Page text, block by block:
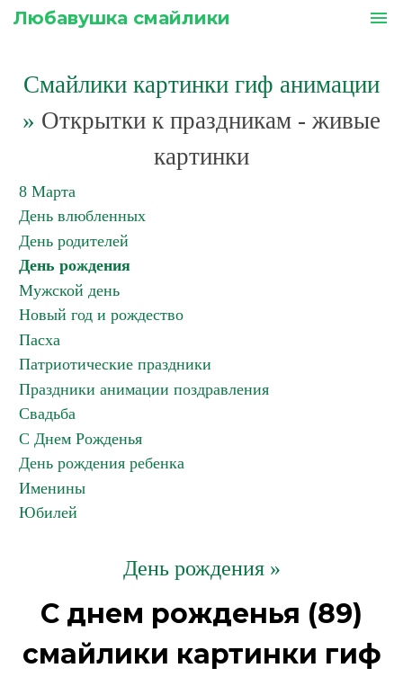
Любавушка смайлики menu
Смайлики картинки гиф анимации
» Открытки к праздникам - живые
картинки
8 Марта
День влюбленных
День родителей
День рождения
Мужской день
Новый год и рождество
Пасха
Патриотические праздники
Праздники анимации поздравления
Свадьба
С Днем Рожденья
День рождения ребенка
Именины
Юбилей
День рождения »
С днем рожденья (89)
смайлики картинки гиф